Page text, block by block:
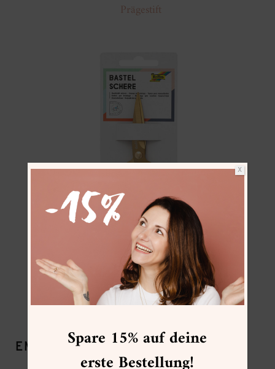
Prägestift
Bastelschere
EMPFEHLUNG VON FRAU HÖLLE:
Spare 15% auf deine
erste Bestellung!
X